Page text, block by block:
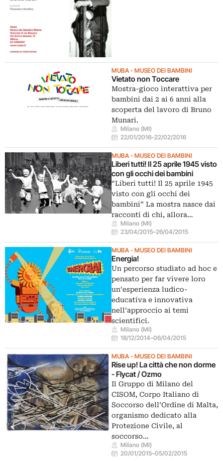
MUBA - MUSEO DEI BAMBINI
Vietato non Toccare
Mostra-gioco interattiva per
bambini dai 2 ai 6 anni alla
scoperta del lavoro di Bruno
Munari.
Milano (MI)
22/01/2016–22/02/2016
MUBA - MUSEO DEI BAMBINI
Liberi tutti! Il 25 aprile 1945 visto
con gli occhi dei bambini
“Liberi tutti! Il 25 aprile 1945
visto con gli occhi dei
bambini” La mostra nasce dai
racconti di chi, allora…
Milano (MI)
23/04/2015–26/04/2015
MUBA - MUSEO DEI BAMBINI
Energia!
Un percorso studiato ad hoc e
pensato per far vivere loro
un’esperienza ludico-
educativa e innovativa
nell’approccio ai temi
scientifici.
Milano (MI)
18/12/2014–06/04/2015
MUBA - MUSEO DEI BAMBINI
Rise up! La città che non dorme
- Flycat / Ozmo
Il Gruppo di Milano del
CISOM, Corpo Italiano di
Soccorso dell’Ordine di Malta,
organismo dedicato alla
Protezione Civile, al
soccorso…
Milano (MI)
20/01/2015–05/02/2015